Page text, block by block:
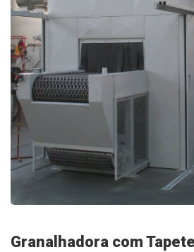
Granalhadora com